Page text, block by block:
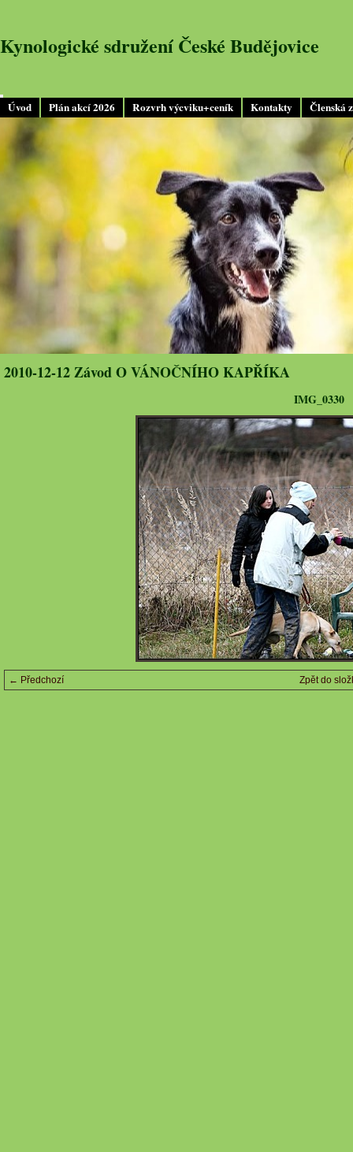
Úvod Plán akcí 2026 Rozvrh výcviku+ceník Kontakty Členská
Kynologické sdružení České Budějovice
2010-12-12 Závod O VÁNOČNÍHO KAPŘÍKA
IMG_0330
← Předchozí Zpět do